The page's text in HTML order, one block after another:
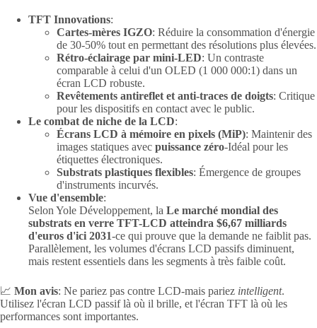
TFT Innovations:
Cartes-mères IGZO: Réduire la consommation d'énergie
de 30-50% tout en permettant des résolutions plus élevées.
Rétro-éclairage par mini-LED: Un contraste
comparable à celui d'un OLED (1 000 000:1) dans un
écran LCD robuste.
Revêtements antireflet et anti-traces de doigts: Critique
pour les dispositifs en contact avec le public.
Le combat de niche de la LCD:
Écrans LCD à mémoire en pixels (MiP): Maintenir des
images statiques avec puissance zéro-Idéal pour les
étiquettes électroniques.
Substrats plastiques flexibles: Émergence de groupes
d'instruments incurvés.
Vue d'ensemble:
Selon Yole Développement, la Le marché mondial des
substrats en verre TFT-LCD atteindra $6,67 milliards
d'euros d'ici 2031-ce qui prouve que la demande ne faiblit pas.
Parallèlement, les volumes d'écrans LCD passifs diminuent,
mais restent essentiels dans les segments à très faible coût.
📈 Mon avis: Ne pariez pas contre LCD-mais pariez intelligent.
Utilisez l'écran LCD passif là où il brille, et l'écran TFT là où les
performances sont importantes.